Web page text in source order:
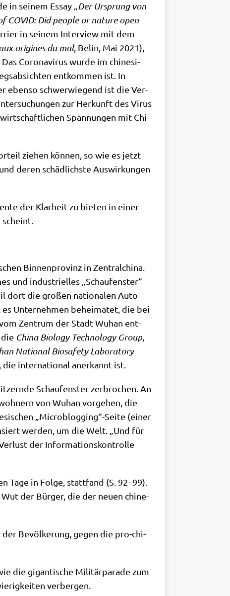
sei­nem Essay „ Der Ursprung von
COVID: Did peo­p­le or natu­re open
in sei­nem Inter­view mit dem
aux ori­gi­nes du mal, Belin, Mai 2021),
Coro­na­vi­rus wur­de im chi­ne­si­
ent­kom­men ist. In
eben­so schwer­wie­gend ist die Ver­
zur Her­kunft des Virus
Span­nun­gen mit Chi­
zie­hen kön­nen, so wie es jetzt
deren schäd­lich­ste Aus­wir­kun­gen
der Klar­heit zu bie­ten in einer
Bin­nen­pro­vinz in Zen­tral­chi­na.
und indu­stri­el­les „Schau­fen­ster“
dort die gro­ßen natio­na­len Auto­
es Unter­neh­men behei­ma­tet, die bei
Zen­trum der Stadt Wuhan ent­
Chi­na Bio­lo­gy Tech­no­lo­gy Group,
Natio­nal Bio­sa­fe­ty Labo­ra­to­ry
inter­na­tio­nal aner­kannt ist.
Schau­fen­ster zer­bro­chen. An
von Wuhan vor­ge­hen, die
„Microblogging“-Seite (einer
wer­den, um die Welt. „Und für
der Infor­ma­ti­ons­kon­trol­le
in Fol­ge, statt­fand (S. 92–99).
der Bür­ger, die der neu­en chi­ne­
der Bevöl­ke­rung, gegen die pro-chi­
die gigan­ti­sche Mili­tär­pa­ra­de zum
verbergen.